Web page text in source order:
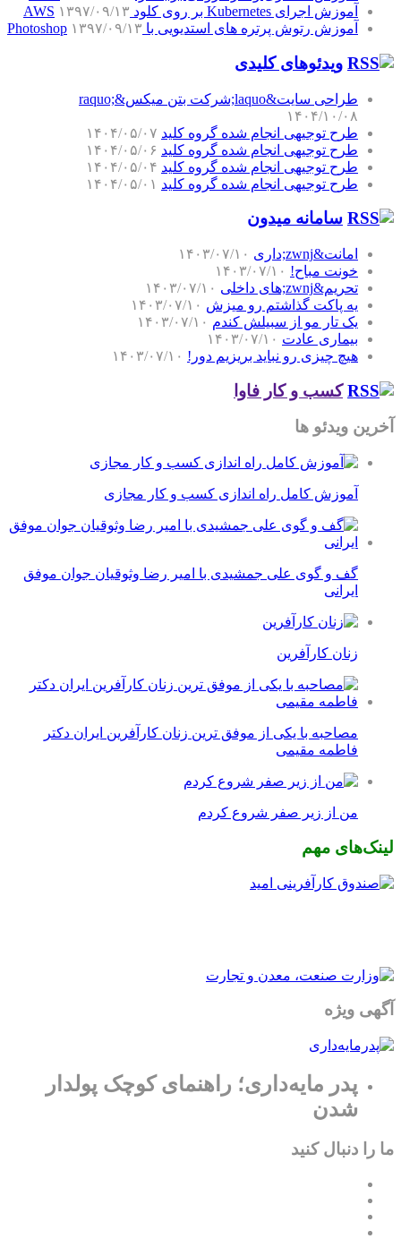
آموزش اجرای Kubernetes بر روی کلود AWS
۱۳۹۷/۰۹/۱۳
آموزش رتوش پرتره های استدیویی با Photoshop ۱۳۹۷/۰۹/۱۳
ویدئوهای کلیدی
طراحی سایت&laquo;شرکت بتن میکس&raquo;
۱۴۰۴/۱۰/۰۸
طرح توجیهی انجام شده گروه کلید ۱۴۰۴/۰۵/۰۷
طرح توجیهی انجام شده گروه کلید ۱۴۰۴/۰۵/۰۶
طرح توجیهی انجام شده گروه کلید ۱۴۰۴/۰۵/۰۴
طرح توجیهی انجام شده گروه کلید ۱۴۰۴/۰۵/۰۱
سامانه میدون
امانت&zwnj;داری
۱۴۰۳/۰۷/۱۰
خونت مباح! ۱۴۰۳/۰۷/۱۰
تحریم&zwnj;های داخلی
۱۴۰۳/۰۷/۱۰
یه پاکت گذاشتم رو میزش ۱۴۰۳/۰۷/۱۰
یک تار مو از سبیلش کندم ۱۴۰۳/۰۷/۱۰
بیماری عادت ۱۴۰۳/۰۷/۱۰
هیچ چیزی رو نباید بریزیم دور! ۱۴۰۳/۰۷/۱۰
کسب و کار فاوا
آخرین ویدئو ها
آموزش کامل راه اندازی کسب و کار مجازی
گف و گوی علی جمشیدی با امیر رضا وثوقیان جوان موفق
ایرانی
زنان کارآفرین
مصاحبه با یکی از موفق ترین زنان کارآفرین ایران دکتر
فاطمه مقیمی
من از زیر صفر شروع کردم
لینک‌های مهم
آگهی ویژه
پدر مایه‌داری؛ راهنمای کوچک پولدار
شدن
ما را دنبال کنید